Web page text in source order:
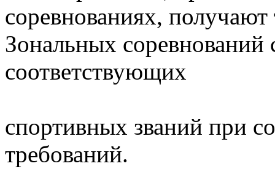
соревнованиях,
Зональных соревнований
соответствующих
спортивных званий при
требований.